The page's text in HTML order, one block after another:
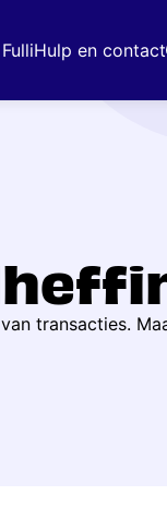
Hulp en contact
transacties.